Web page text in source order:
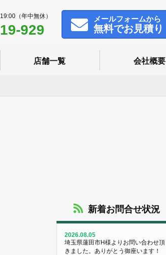
（年中無休）
929
メールフォームから
無料でお見積り
店舗一覧 会社概要
新着お問合せ状況
2026.08.05
埼玉県蓮田市H様よりお問い合わせ頂
きました。ありがとう御座います！